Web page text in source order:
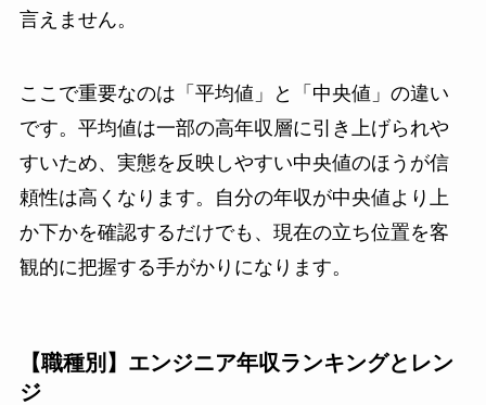
言えません。
ここで重要なのは「平均値」と「中央値」の違い
です。平均値は一部の高年収層に引き上げられや
すいため、実態を反映しやすい中央値のほうが信
頼性は高くなります。自分の年収が中央値より上
か下かを確認するだけでも、現在の立ち位置を客
観的に把握する手がかりになります。
【職種別】エンジニア年収ランキングとレン
ジ